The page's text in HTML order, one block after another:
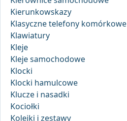
Kierunkowskazy
Klasyczne telefony komórkowe
Klawiatury
Kleje
Kleje samochodowe
Klocki
Klocki hamulcowe
Klucze i nasadki
Kociołki
Kolejki i zestawy